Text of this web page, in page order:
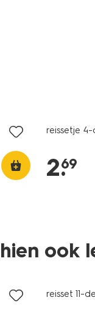
reissetje
2.
69
ook
reisset 11-